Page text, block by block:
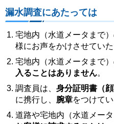
漏水調査にあたっては
宅地内（水道メータまで
様にお声をかけさせてい
宅地内（水道メータまで）
入ることはありません。
調査員は、 身分証明書（顔
に携行し、 腕章をつけてい
道路や宅地内（水道メー